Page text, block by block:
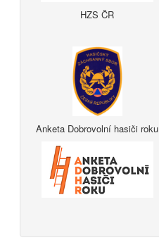
HZS ČR
Anketa Dobrovolní hasiči roku